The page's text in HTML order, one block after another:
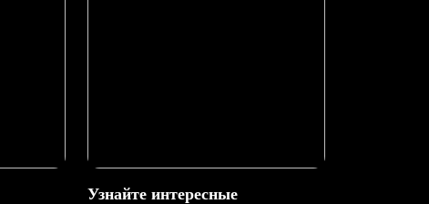
Узнайте интересные